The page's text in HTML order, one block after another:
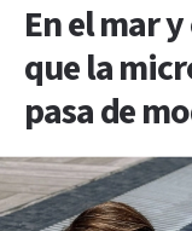
En el mar
que la
pasa de